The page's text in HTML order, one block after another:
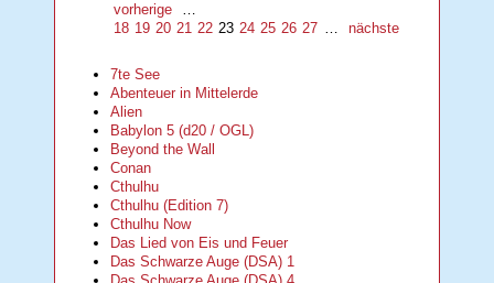
vorherige
18 19 20 21 22 23 24 25 26 27 nächste
7te See
Abenteuer in Mittelerde
Alien
Babylon 5 (d20 / OGL)
Beyond the Wall
Conan
Cthulhu
Cthulhu (Edition 7)
Cthulhu Now
Das Lied von Eis und Feuer
Das Schwarze Auge (DSA) 1